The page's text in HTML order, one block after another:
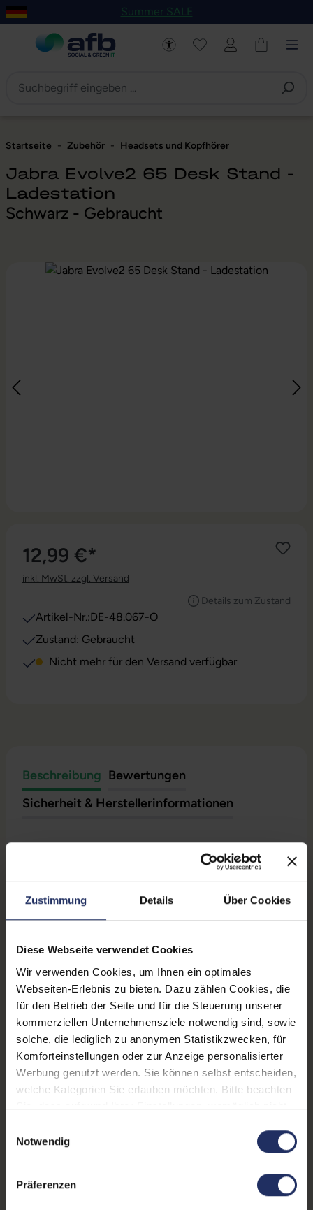
Zustimmung Details Über Cookies
Diese Webseite verwendet Cookies
Wir verwenden Cookies, um Ihnen ein optimales
Webseiten-Erlebnis zu bieten. Dazu zählen Cookies, die
für den Betrieb der Seite und für die Steuerung unserer
kommerziellen Unternehmensziele notwendig sind, sowie
solche, die lediglich zu anonymen Statistikzwecken, für
Komforteinstellungen oder zur Anzeige personalisierter
Werbung genutzt werden. Sie können selbst entscheiden,
welche Kategorien Sie erlauben möchten. Bitte beachten
Sie, dass aufgrund Ihrer Einstellungen, womöglich nicht
Weitere Informationen finden Sie in
Notwendig
Präferenzen
Hauptinhalt springen
Zur Navigation der B2B-Plattform springen
Summer SALE
Startseite - Zubehör - Headsets und Kopfhörer
Jabra Evolve2 65 Desk Stand -
Ladestation
Schwarz - Gebraucht
Bildergalerie überspringen
12,99 €*
inkl. MwSt. zzgl. Versand
Details zum Zustand
Artikel-Nr.:DE-48.067-O
Zustand: Gebraucht
Nicht mehr für den Versand verfügbar
Beschreibung Bewertungen
Sicherheit & Herstellerinformationen
Technische Daten
Grading: OVP geöffnet
Passend für Modell: Evolve2 65
Farbe: Schwarz
Partnerprogramm: Nein
Passend für Hersteller: Jabra
Zustand: Gebraucht
GTIN/EAN: 5706991022285
Herstellernummer: